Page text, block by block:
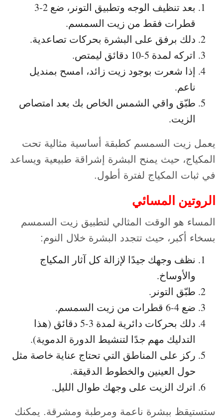
بعد تنظيف الوجه وتطبيق التونر، ضع 2-3
قطرات فقط من زيت السمسم.
دلك برفق على البشرة بحركات تصاعدية.
اتركه لمدة 5-10 دقائق ليمتص.
إذا شعرت بوجود زيت زائد، امسح بمنديل
ناعم.
طبّق واقي الشمس الخاص بك بعد امتصاص
الزيت.
يعمل زيت السمسم كطبقة أساسية مثالية تحت
المكياج، حيث يمنح البشرة إشراقة طبيعية ويساعد
في ثبات المكياج لفترة أطول.
الروتين المسائي
المساء هو الوقت المثالي لتطبيق زيت السمسم
بسخاء أكبر، حيث تتجدد البشرة خلال النوم:
نظف وجهك جيدًا لإزالة كل آثار المكياج
والأوساخ.
طبّق التونر.
ضع 4-6 قطرات من زيت السمسم.
دلك بحركات دائرية لمدة 3-5 دقائق (هذا
التدليك مهم جدًا لتنشيط الدورة الدموية).
ركز على المناطق التي تحتاج عناية خاصة مثل
حول العينين والخطوط الدقيقة.
اترك الزيت على وجهك طوال الليل.
ستستيقظ ببشرة ناعمة ومرطبة ومشرقة. يمكنك